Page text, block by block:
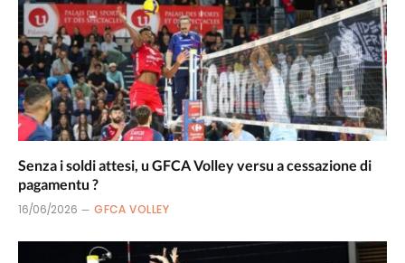
Senza i soldi attesi, u GFCA Volley versu a cessazione di
pagamentu ?
16/06/2026 GFCA VOLLEY